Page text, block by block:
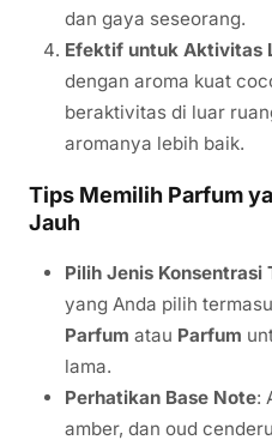
dan gaya seseorang.
Efektif untuk Aktivitas
dengan aroma kuat
beraktivitas di luar
aromanya lebih baik.
Tips Memilih Parfum
Jauh
Pilih Jenis Konsentrasi
yang Anda pilih
Parfum atau Parfum
lama.
Perhatikan Base Note:
amber, dan oud